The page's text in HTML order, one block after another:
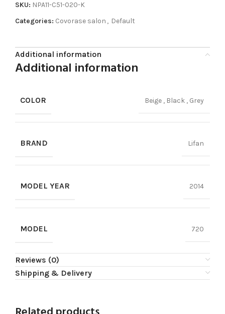
SKU: NPA11-C51-020-K
Categories: Covorase salon , Default
Additional information
Additional information
COLOR Beige , Black , Grey
BRAND Lifan
MODEL YEAR 2014
MODEL 720
Reviews (0)
Shipping & Delivery